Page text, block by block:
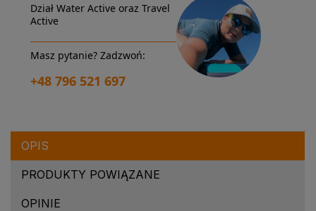
Dział Water Active oraz Travel
Active
Masz pytanie? Zadzwoń:
+48 796 521 697
OPIS
PRODUKTY POWIĄZANE
OPINIE